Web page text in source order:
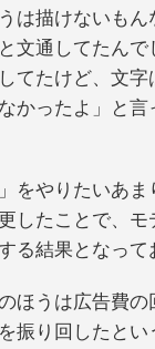
は描けないもん
文通してたんで
てたけど、文
かったよ」と言
をやりたいあ
したことで、モ
る結果となって
ほうは広告費の
振り回したとい